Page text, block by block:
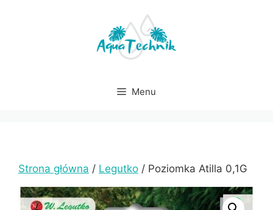
Menu
Strona główna / Legutko / Poziomka Atilla 0,1G